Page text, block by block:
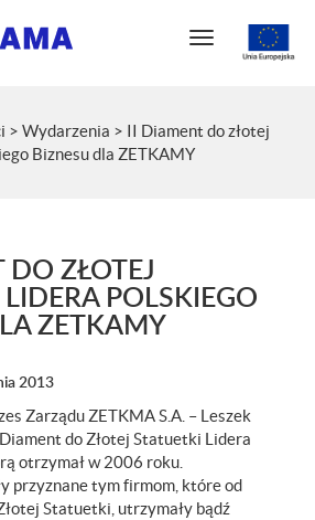
N
g
> Wydarzenia > II Diament do złotej
Biznesu dla ZETKAMY
ZŁOTEJ
POLSKIEGO
ZETKAMY
2013
Zarządu ZETKMA S.A. – Leszek
do Złotej Statuetki Lidera
otrzymał w 2006 roku.
przyznane tym firmom, które od
Statuetki, utrzymały bądź